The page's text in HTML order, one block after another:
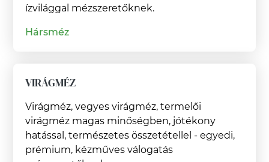
ízvilággal mézszeretőknek.
Hársméz
VIRÁGMÉZ
Virágméz, vegyes virágméz, termelői
virágméz magas minőségben, jótékony
hatással, természetes összetétellel - egyedi,
prémium, kézműves válogatás